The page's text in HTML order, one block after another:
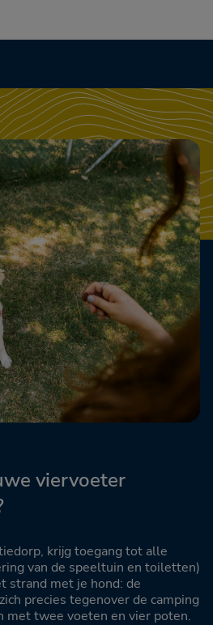
viervoeter
krijg toegang tot alle
van de speeltuin en toiletten)
strand met je hond: de
precies tegenover de camping
met twee voeten en vier poten.